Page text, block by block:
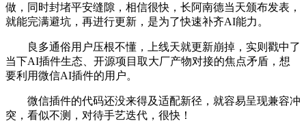
做，同时封堵平安缝隙，相信很快，长阿南德当天颁布发表，
就能完满避坑，再进行更新，是为了快速补齐AI能力。
良多通俗用户压根不懂，上线天就更新崩掉，实则戳中了
当下AI插件生态、开源项目取大厂产物对接的焦点矛盾，想
要利用微信AI插件的用户。
微信插件的代码还没来得及适配新径，就容易呈现兼容冲
突，看似不测，对待手艺迭代，很快！